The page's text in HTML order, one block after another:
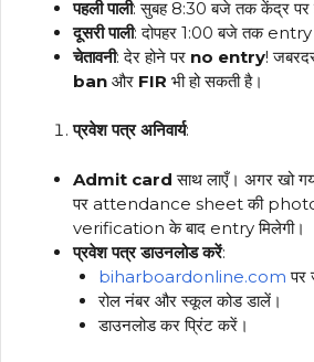
पहली पाली: सुबह 8:30 बजे तक केंद्र पर
दूसरी पाली: दोपहर 1:00 बजे तक
चेतावनी: देर होने पर no entry!
ban और FIR भी हो सकती है।
प्रवेश पत्र अनिवार्य:
Admit card साथ लाएँ। अगर खो
पर attendance sheet की
verification के बाद entry मिलेगी।
प्रवेश पत्र डाउनलोड करें:
biharboardonline.com पर
रोल नंबर और स्कूल कोड डालें।
डाउनलोड कर प्रिंट करें।